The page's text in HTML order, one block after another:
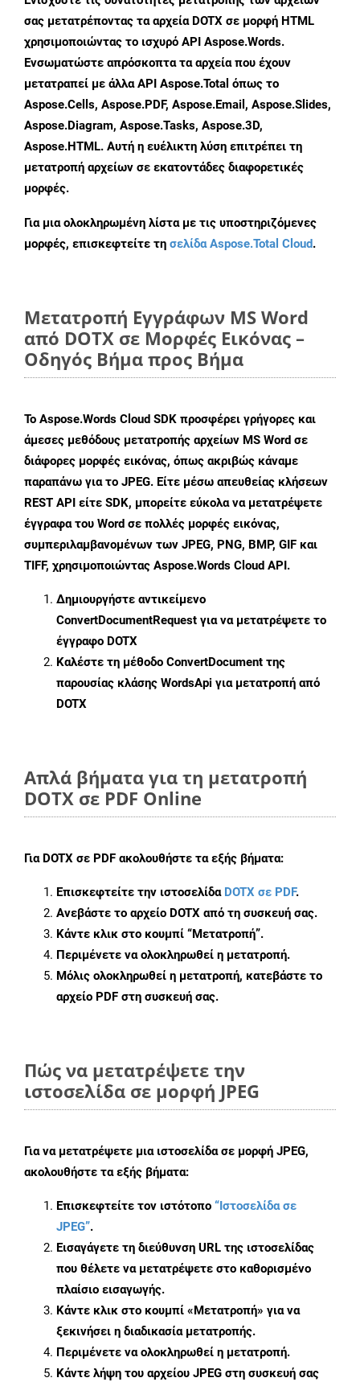
σας μετατρέποντας τα αρχεία DOTX σε μορφή HTML
χρησιμοποιώντας το ισχυρό API Aspose.Words.
Ενσωματώστε απρόσκοπτα τα αρχεία που έχουν
μετατραπεί με άλλα API Aspose.Total όπως το
Aspose.Cells, Aspose.PDF, Aspose.Email, Aspose.Slides,
Aspose.Diagram, Aspose.Tasks, Aspose.3D,
Aspose.HTML. Αυτή η ευέλικτη λύση επιτρέπει τη
μετατροπή αρχείων σε εκατοντάδες διαφορετικές
μορφές.
Για μια ολοκληρωμένη λίστα με τις υποστηριζόμενες
μορφές, επισκεφτείτε τη σελίδα Aspose.Total Cloud.
Μετατροπή Εγγράφων MS Word
από DOTX σε Μορφές Εικόνας –
Οδηγός Βήμα προς Βήμα
Το Aspose.Words Cloud SDK προσφέρει γρήγορες και
άμεσες μεθόδους μετατροπής αρχείων MS Word σε
διάφορες μορφές εικόνας, όπως ακριβώς κάναμε
παραπάνω για το JPEG. Είτε μέσω απευθείας κλήσεων
REST API είτε SDK, μπορείτε εύκολα να μετατρέψετε
έγγραφα του Word σε πολλές μορφές εικόνας,
συμπεριλαμβανομένων των JPEG, PNG, BMP, GIF και
TIFF, χρησιμοποιώντας Aspose.Words Cloud API.
Δημιουργήστε αντικείμενο
ConvertDocumentRequest για να μετατρέψετε το
έγγραφο DOTX
Καλέστε τη μέθοδο ConvertDocument της
παρουσίας κλάσης WordsApi για μετατροπή από
DOTX
Απλά βήματα για τη μετατροπή
DOTX σε PDF Online
Για DOTX σε PDF ακολουθήστε τα εξής βήματα:
Επισκεφτείτε την ιστοσελίδα DOTX σε PDF.
Ανεβάστε το αρχείο DOTX από τη συσκευή σας.
Κάντε κλικ στο κουμπί “Μετατροπή”.
Περιμένετε να ολοκληρωθεί η μετατροπή.
Μόλις ολοκληρωθεί η μετατροπή, κατεβάστε το
αρχείο PDF στη συσκευή σας.
Πώς να μετατρέψετε την
ιστοσελίδα σε μορφή JPEG
Για να μετατρέψετε μια ιστοσελίδα σε μορφή JPEG,
ακολουθήστε τα εξής βήματα:
Επισκεφτείτε τον ιστότοπο “Ιστοσελίδα σε
JPEG”.
Εισαγάγετε τη διεύθυνση URL της ιστοσελίδας
που θέλετε να μετατρέψετε στο καθορισμένο
πλαίσιο εισαγωγής.
Κάντε κλικ στο κουμπί «Μετατροπή» για να
ξεκινήσει η διαδικασία μετατροπής.
Περιμένετε να ολοκληρωθεί η μετατροπή.
Κάντε λήψη του αρχείου JPEG στη συσκευή σας